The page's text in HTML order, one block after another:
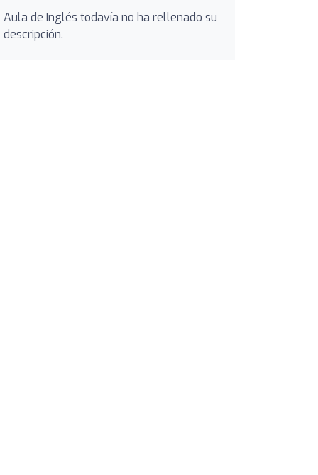
Aula de Inglés todavía no ha rellenado su
descripción.